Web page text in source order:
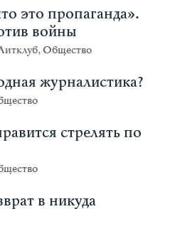
это пропаганда».
войны
,Общество
журналистика?
стрелять по
в никуда